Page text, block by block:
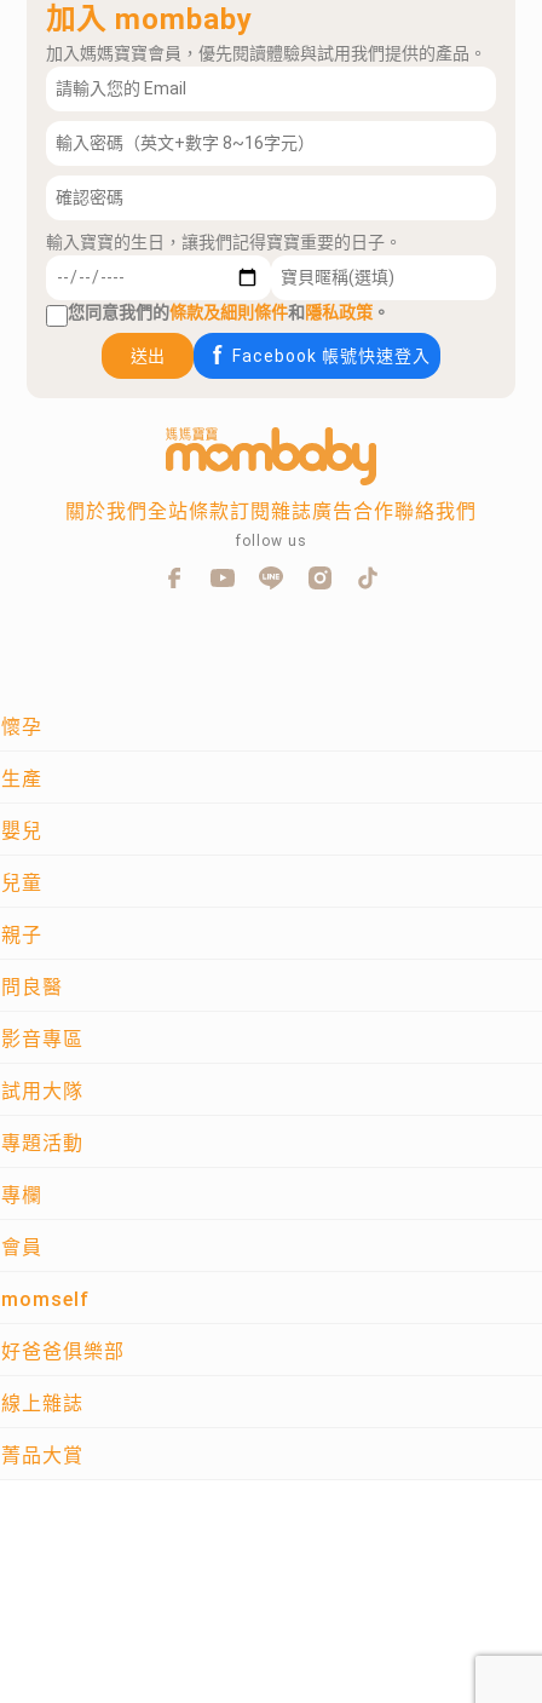
加入 mombaby
加入媽媽寶寶會員，優先閱讀體驗與試用我們提供的產品。
輸入寶寶的生日，讓我們記得寶寶重要的日子。
您同意我們的條款及細則條件和隱私政策 。
送出 Facebook 帳號快速登入
懷孕
生產
嬰兒
兒童
親子
問良醫
影音專區
試用大隊
專題活動
專欄
會員
momself
好爸爸俱樂部
線上雜誌
菁品大賞
關於我們全站條款訂閱雜誌廣告合作聯絡我們
follow us